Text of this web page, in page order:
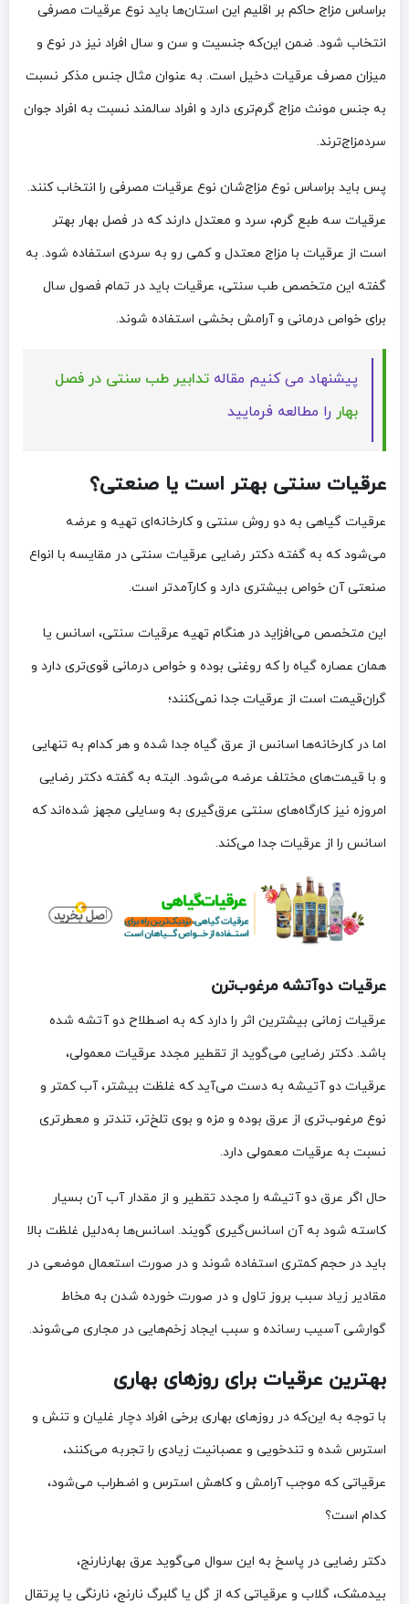
براساس مزاج حاکم بر اقلیم این استان‌ها باید نوع عرقیات مصرفی
انتخاب شود. ضمن این‌که جنسیت و سن و سال افراد نیز در نوع و
میزان مصرف عرقیات دخیل است. به عنوان مثال جنس مذکر نسبت
به جنس مونث مزاج گرم‌تری دارد و افراد سالمند نسبت به افراد جوان
سردمزاج‌ترند.
پس باید براساس نوع مزاج‌شان نوع عرقیات مصرفی را انتخاب کنند.
عرقیات سه طبع گرم، سرد و معتدل دارند که در فصل بهار بهتر
است از عرقیات با مزاج معتدل و کمی رو به سردی استفاده شود. به
گفته این متخصص طب سنتی، عرقیات باید در تمام فصول سال
برای خواص درمانی و آرامش بخشی استفاده شوند.
پیشنهاد می کنیم مقاله تدابیر طب سنتی در فصل
بهار را مطالعه فرمایید
عرقیات سنتی بهتر است یا صنعتی؟
عرقیات گیاهی به دو روش سنتی و کارخانه‌ای تهیه و عرضه
می‌شود که به گفته دکتر رضایی عرقیات سنتی در مقایسه با انواع
صنعتی آن خواص بیشتری دارد و کارآمدتر است.
این متخصص می‌افزاید در هنگام تهیه عرقیات سنتی، اسانس یا
همان عصاره گیاه را که روغنی بوده و خواص درمانی قوی‌تری دارد و
گران‌قیمت است از عرقیات جدا نمی‌کنند؛
اما در کارخانه‌ها اسانس از عرق گیاه جدا شده و هر کدام به تنهایی
و با قیمت‌های مختلف عرضه می‌شود. البته به گفته دکتر رضایی
امروزه نیز کارگاه‌های سنتی عرق‌گیری به وسایلی مجهز شده‌اند که
اسانس را از عرقیات جدا می‌کند.
عرقیات دوآتشه مرغوب‌ترن
عرقیات زمانی بیشترین اثر را دارد که به اصطلاح دو آتشه شده
باشد. دکتر رضایی می‌گوید از تقطیر مجدد عرقیات معمولی،
عرقیات دو آتیشه به دست می‌آید که غلظت بیشتر، آب کمتر و
نوع مرغوب‌تری از عرق بوده و مزه و بوی تلخ‌تر، تندتر و معطرتری
نسبت به عرقیات معمولی دارد.
حال اگر عرق دو آتیشه را مجدد تقطیر و از مقدار آب آن بسیار
کاسته شود به آن اسانس‌گیری گویند. اسانس‌ها به‌دلیل غلظت بالا
باید در حجم کمتری استفاده شوند و در صورت استعمال موضعی در
مقادیر زیاد سبب بروز تاول و در صورت خورده شدن به مخاط
گوارشی آسیب رسانده و سبب ایجاد زخم‌هایی در مجاری می‌شوند.
بهترین عرقیات برای روزهای بهاری
با توجه به این‌که در روز‌های بهاری برخی افراد دچار غلیان و تنش و
استرس شده و تندخویی و عصبانیت زیادی را تجربه می‌کنند،
عرقیاتی که موجب آرامش و کاهش استرس و اضطراب می‌شود،
کدام است؟
دکتر رضایی در پاسخ به این سوال می‌گوید عرق بهارنارنج،
بیدمشک، گلاب و عرقیاتی که از گل یا گلبرگ نارنج، نارنگی یا پرتقال